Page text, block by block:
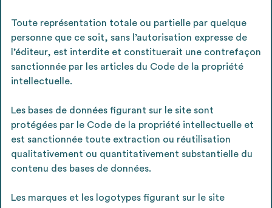
Toute représentation totale ou partielle par quelque
personne que ce soit, sans l’autorisation expresse de
l’éditeur, est interdite et constituerait une contrefaçon
sanctionnée par les articles du Code de la propriété
intellectuelle.
Les bases de données figurant sur le site sont
protégées par le Code de la propriété intellectuelle et
est sanctionnée toute extraction ou réutilisation
qualitativement ou quantitativement substantielle du
contenu des bases de données.
Les marques et les logotypes figurant sur le site